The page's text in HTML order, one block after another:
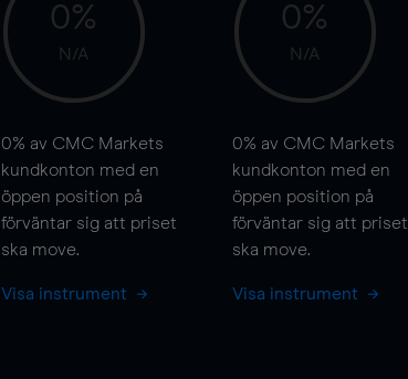
0%
N/A
0% av CMC Markets
kundkonton med en
öppen position på
förväntar sig att priset
ska move.
Visa instrument
0%
N/A
0% av CMC Markets
kundkonton med en
öppen position på
förväntar sig att priset
ska move.
Visa instrument